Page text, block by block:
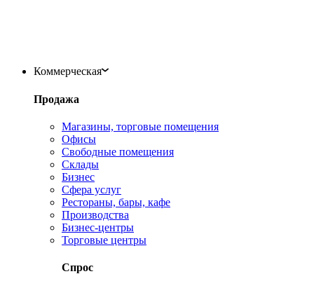
Коммерческая
Продажа
Магазины, торговые помещения
Офисы
Свободные помещения
Склады
Бизнес
Сфера услуг
Рестораны, бары, кафе
Производства
Бизнес-центры
Торговые центры
Спрос